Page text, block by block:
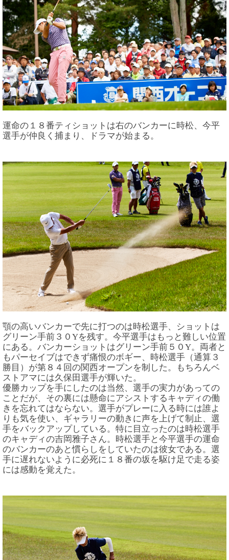
運命の１８番ティショットは右のバンカーに時松、今平
選手が仲良く捕まり、ドラマが始まる。
顎の高いバンカーで先に打つのは時松選手、ショットは
グリーン手前３０Yを残す。今平選手はもっと難しい位置
にある。バンカーショットはグリーン手前５０Y。両者と
もパーセイブはできず痛恨のボギー、時松選手（通算３
勝目）が第８４回の関西オープンを制した。もちろんベ
ストアマには久保田選手が輝いた。
優勝カップを手にしたのは当然、選手の実力があっての
ことだが、その裏には懸命にアシストするキャディの働
きを忘れてはならない。選手がプレーに入る時には誰よ
りも気を使い、ギャラリーの動きに声を上げて制止、選
手をバックアップしている。特に目立ったのは時松選手
のキャディの吉岡雅子さん。時松選手と今平選手の運命
のバンカーのあと慣らしをしていたのは彼女である。選
手に遅れないように必死に１８番の坂を駆け足で走る姿
には感動を覚えた。